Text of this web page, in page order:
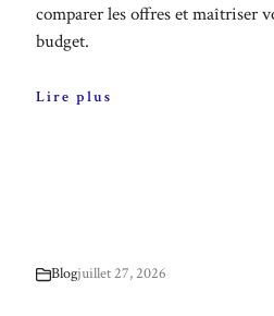
comparer les offres et maîtriser
budget.
Lire plus
Blogjuillet 27, 2026